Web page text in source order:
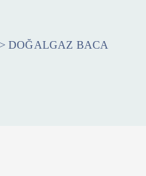
>DOĞALGAZ BACA